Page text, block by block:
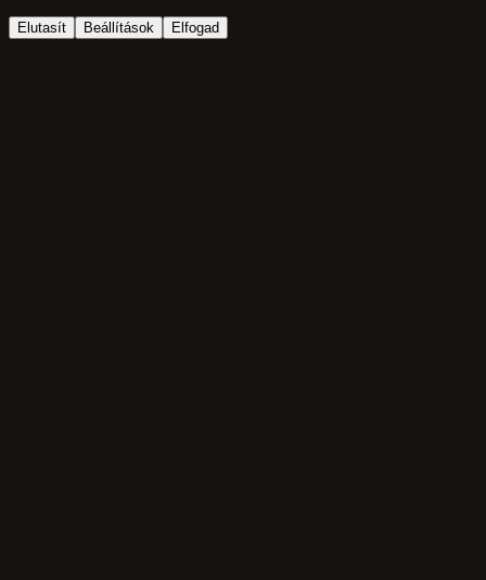
Elutasít Beállítások Elfogad